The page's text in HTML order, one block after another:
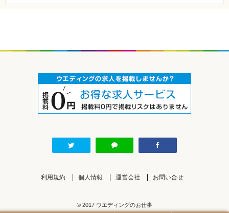
利用規約 個人情報 運営会社 お問い合せ
© 2017 ウエディングのお仕事